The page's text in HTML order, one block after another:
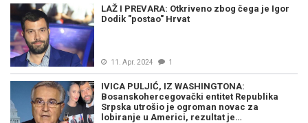
LAŽ I PREVARA: Otkriveno zbog čega je Igor
Dodik "postao" Hrvat
11. Apr. 2024 1
IVICA PULJIĆ, IZ WASHINGTONA:
Bosanskohercegovački entitet Republika
Srpska utrošio je ogroman novac za
lobiranje u Americi, rezultat je…